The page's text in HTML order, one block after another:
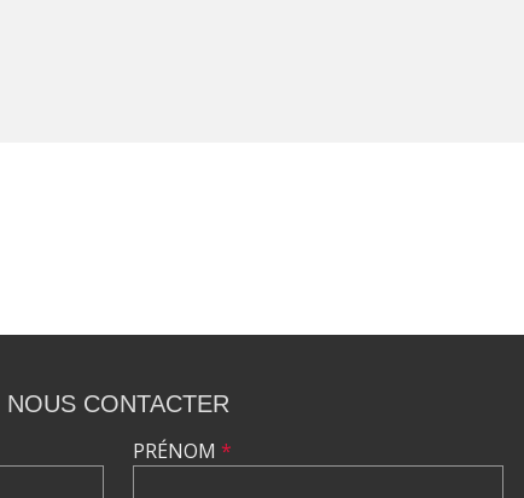
NOUS CONTACTER
PRÉNOM *